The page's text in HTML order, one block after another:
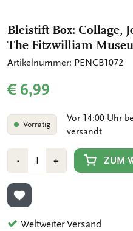
Bleistift Box: Collage,
The Fitzwilliam
Artikelnummer: PENCB1072
€ 6,99
Vorrätig
Vor 14:00 Uhr
versandt
-Min
1
Anzahl
+Plus
1
ZUM
ZUR WUNSCHLISTE
Weltweiter Versand